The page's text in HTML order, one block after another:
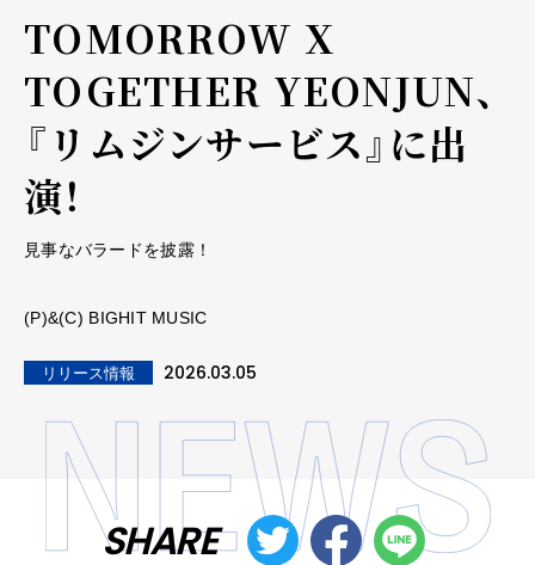
TOMORROW X
TOGETHER YEONJUN、
『リムジンサービス』に出
演！
見事なバラードを披露！
(P)&(C) BIGHIT MUSIC
リリース情報 2026.03.05
SHARE